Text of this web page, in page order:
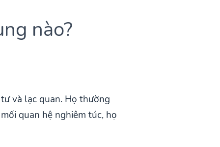
nào?
và lạc quan. Họ thường
quan hệ nghiêm túc, họ